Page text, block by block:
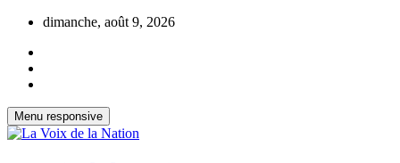
Aller
contenu
dimanche, août 9, 2026
Menu responsive